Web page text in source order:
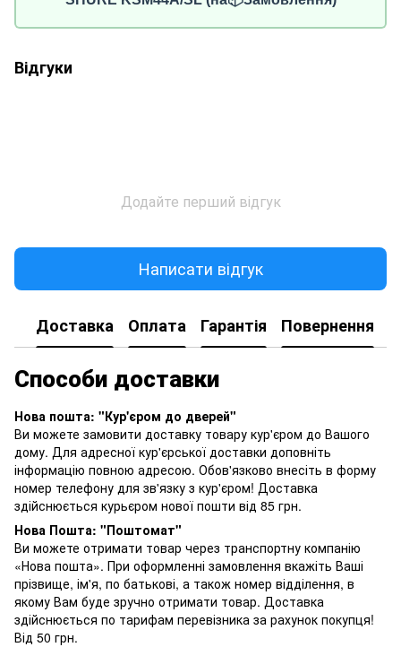
Відгуки
Додайте перший відгук
Написати відгук
Доставка Оплата Гарантія Повернення
Способи доставки
Нова пошта: "Кур'єром до дверей"
Ви можете замовити доставку товару кур'єром до Вашого
дому. Для адресної кур'єрської доставки доповніть
інформацію повною адресою. Обов'язково внесіть в форму
номер телефону для зв'язку з кур'єром! Доставка
здійснюється курьєром нової пошти від 85 грн.
Нова Пошта: "Поштомат"
Ви можете отримати товар через транспортну компанію
«Нова пошта». При оформленні замовлення вкажіть Ваші
прізвище, ім'я, по батькові, а також номер відділення, в
якому Вам буде зручно отримати товар. Доставка
здійснюється по тарифам перевізника за рахунок покупця!
Від 50 грн.